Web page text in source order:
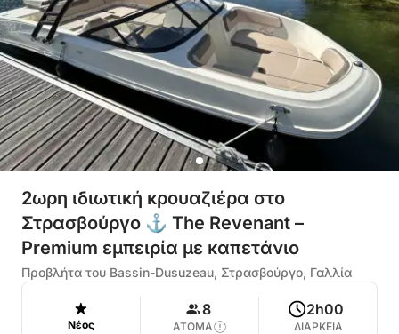
2ωρη ιδιωτική κρουαζιέρα στο
Στρασβούργο ⚓ The Revenant –
Premium εμπειρία με καπετάνιο
Προβλήτα του Bassin-Dusuzeau, Στρασβούργο, Γαλλία
Νέος
8
ΑΤΟΜΑ
2h00
ΔΙΑΡΚΕΙΑ